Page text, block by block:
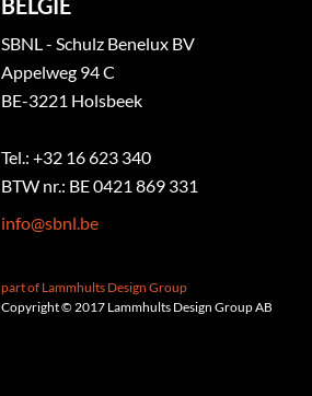
SBNL - Schulz Benelux BV
Appelweg 94 C
BE-3221 Holsbeek
Tel.: +32 16 623 340
BTW nr.: BE 0421 869 331
info@sbnl.be
part of Lammhults Design Group
Copyright © 2017 Lammhults Design Group AB